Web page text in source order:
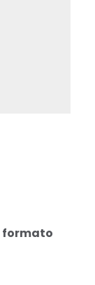
formato